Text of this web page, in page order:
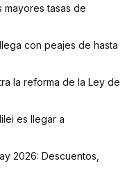
mayores tasas de
con peajes de hasta
la reforma de la Ley de
es llegar a
2026: Descuentos,